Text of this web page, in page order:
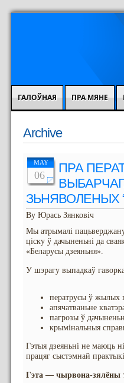
ГАЛОЎНАЯ ПРА МЯНЕ
Archive
MAY
06
ПРА
ЗЬНЯВОЛЕНЫХ
By Юрась Зянковіч
Мы атрымалі
ціску ў дачыненьні да
«Беларусы дзеяньня».
У шэрагу выпадкаў
ператрусы ў жылых
апячатваньне
пагрозы ў
крымінальныя
Гэтыя дзеяньні не маюць
працяг сыстэмнай
Гэта — чырвона-зялёны